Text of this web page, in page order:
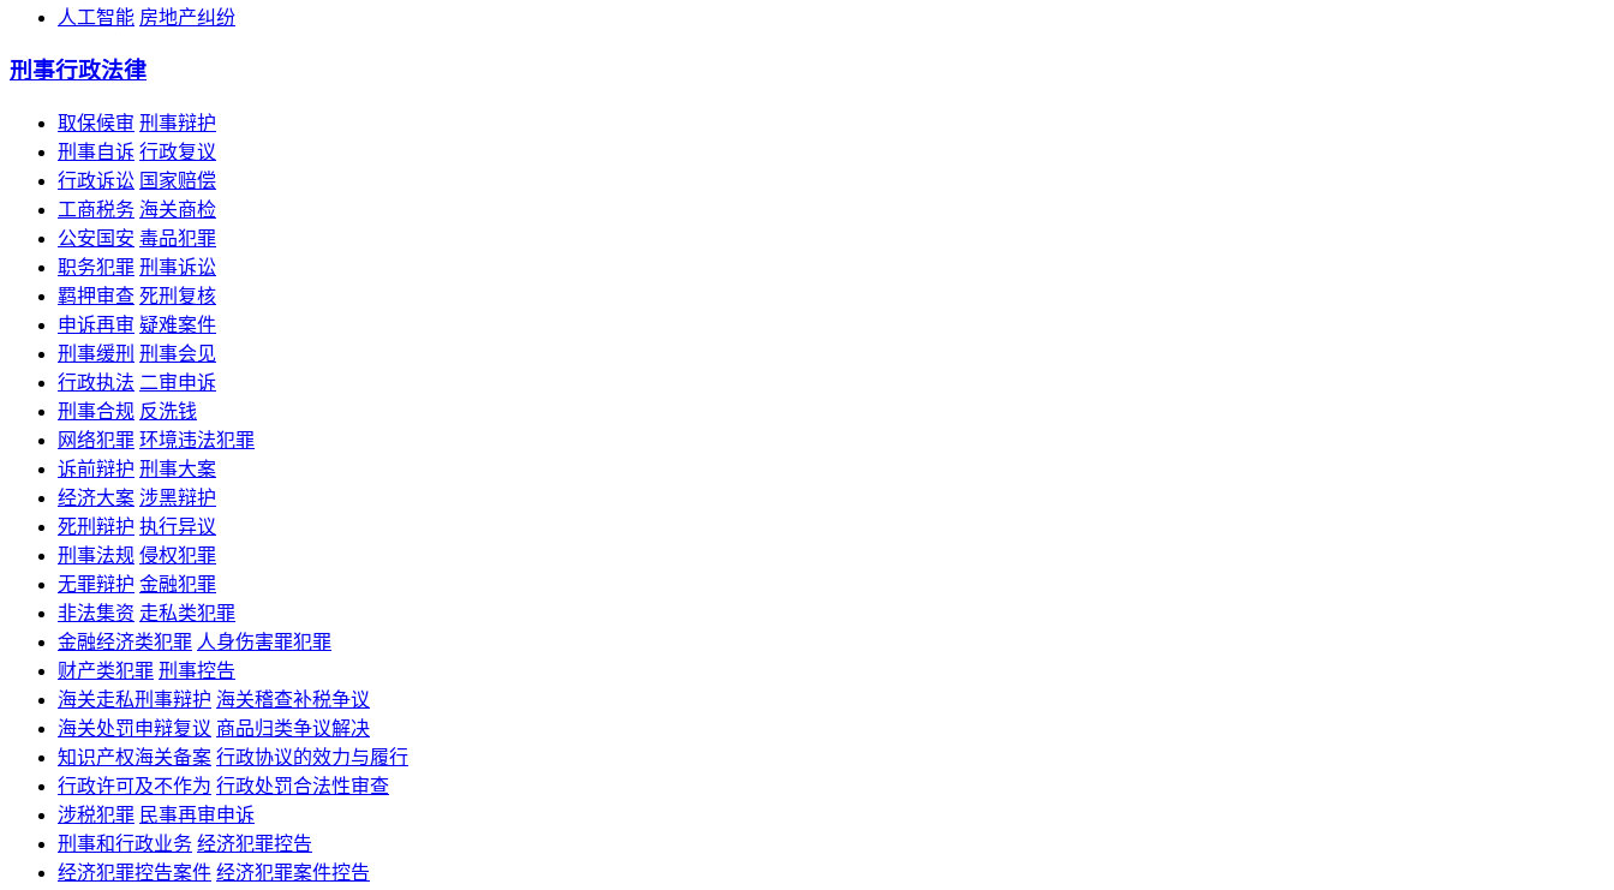
人工智能 房地产纠纷
刑事行政法律
取保候审 刑事辩护
刑事自诉 行政复议
行政诉讼 国家赔偿
工商税务 海关商检
公安国安 毒品犯罪
职务犯罪 刑事诉讼
羁押审查 死刑复核
申诉再审 疑难案件
刑事缓刑 刑事会见
行政执法 二审申诉
刑事合规 反洗钱
网络犯罪 环境违法犯罪
诉前辩护 刑事大案
经济大案 涉黑辩护
死刑辩护 执行异议
刑事法规 侵权犯罪
无罪辩护 金融犯罪
非法集资 走私类犯罪
金融经济类犯罪 人身伤害罪犯罪
财产类犯罪 刑事控告
海关走私刑事辩护 海关稽查补税争议
海关处罚申辩复议 商品归类争议解决
知识产权海关备案 行政协议的效力与履行
行政许可及不作为 行政处罚合法性审查
涉税犯罪 民事再审申诉
刑事和行政业务 经济犯罪控告
经济犯罪控告案件 经济犯罪案件控告